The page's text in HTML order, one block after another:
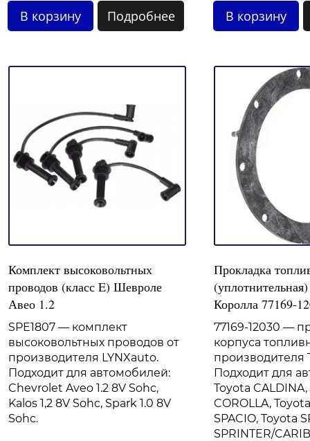
В корзину Подробнее В корзину
Комплект высоковольтных
проводов (класс E) Шевроле
Авео 1.2
SPE1807 — комплект
высоковольтных проводов от
производителя LYNXauto.
Подходит для автомобилей:
Chevrolet Aveo 1.2 8V Sohc,
Kalos 1,2 8V Sohc, Spark 1.0 8V
Sohc.
Прокладка
Королла 77169-
77169-12030 —
корпуса
производителя
Подходит для
Toyota
COROLLA,
SPACIO, Toyota
SPRINTER/